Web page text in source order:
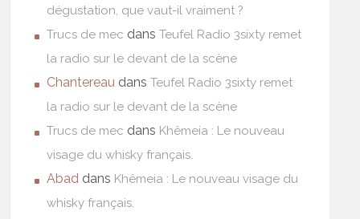
dégustation, que vaut-il vraiment ?
Trucs de mec dansTeufel Radio 3sixty remet
la radio sur le devant de la scène
Chantereau dansTeufel Radio 3sixty remet
la radio sur le devant de la scène
Trucs de mec dans Khêmeia : Le nouveau
visage du whisky français.
Abad dans Khêmeia : Le nouveau visage du
whisky français.